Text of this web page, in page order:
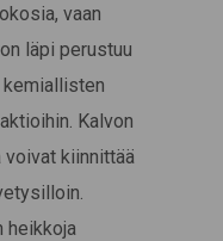
vaan
läpi perustuu
Kalvon
kiinnittää
heikkoja